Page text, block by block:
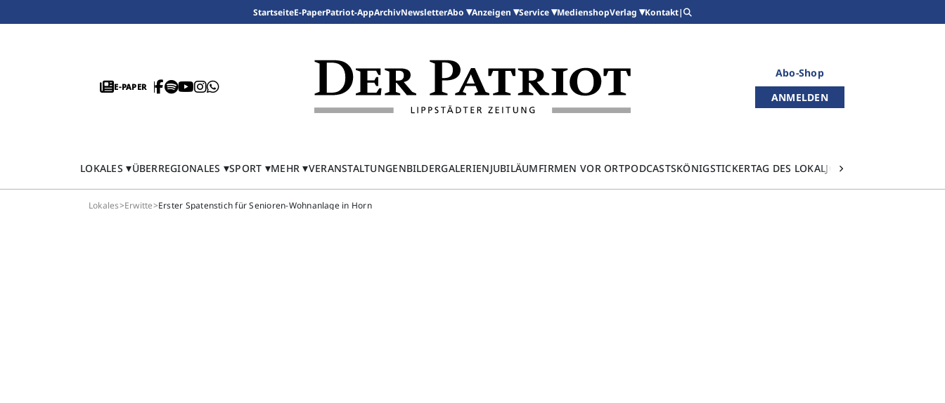
StartseiteE-PaperPatriot-AppArchivNewsletterAbo Anzeigen Service MedienshopVerlag Kontakt|
E-PAPER
Abo-Shop
ANMELDEN
LOKALES ÜBERREGIONALES SPORT MEHR VERANSTALTUNGENBILDERGALERIENJUBILÄUMFIRMEN VOR ORTPODCASTSKÖNIGSTICKERTAG DES LOKALJOURNALISMUS
Lokales>Erwitte>Erster Spatenstich für Senioren-Wohnanlage in Horn